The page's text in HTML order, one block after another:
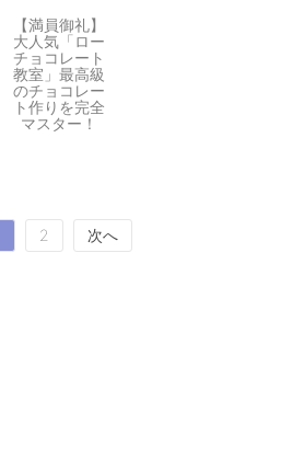
【満員御礼】
大人気「ロー
チョコレート
教室」最高級
のチョコレー
ト作りを完全
マスター！
2 次へ